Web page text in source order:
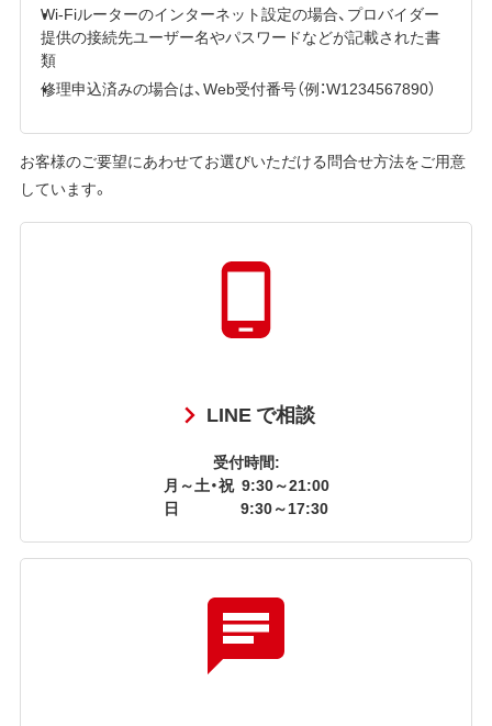
Wi-Fiルーターのインターネット設定の場合、プロバイダー
提供の接続先ユーザー名やパスワードなどが記載された書
類
修理申込済みの場合は、Web受付番号（例：W1234567890）
お客様のご要望にあわせてお選びいただける問合せ方法をご用意
しています。
LINE で相談
受付時間:
月～土・祝 9:30～21:00
日
9:30～17:30